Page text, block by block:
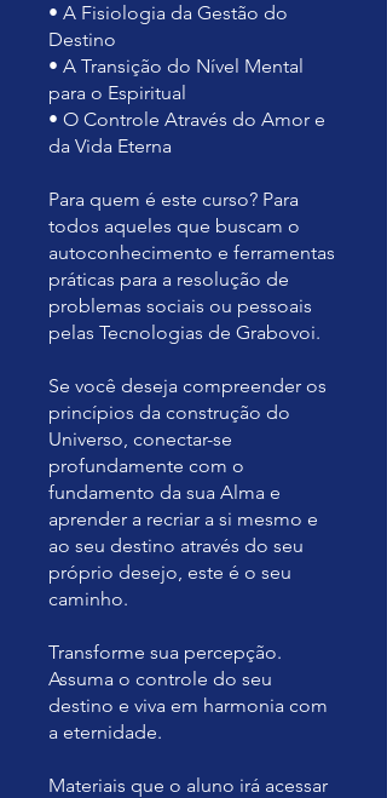
• A Fisiologia da Gestão do
Destino
• A Transição do Nível Mental
para o Espiritual
• O Controle Através do Amor e
da Vida Eterna
Para quem é este curso? Para
todos aqueles que buscam o
autoconhecimento e ferramentas
práticas para a resolução de
problemas sociais ou pessoais
pelas Tecnologias de Grabovoi.
Se você deseja compreender os
princípios da construção do
Universo, conectar-se
profundamente com o
fundamento da sua Alma e
aprender a recriar a si mesmo e
ao seu destino através do seu
próprio desejo, este é o seu
caminho.
Transforme sua percepção.
Assuma o controle do seu
destino e viva em harmonia com
a eternidade.
Materiais que o aluno irá acessar